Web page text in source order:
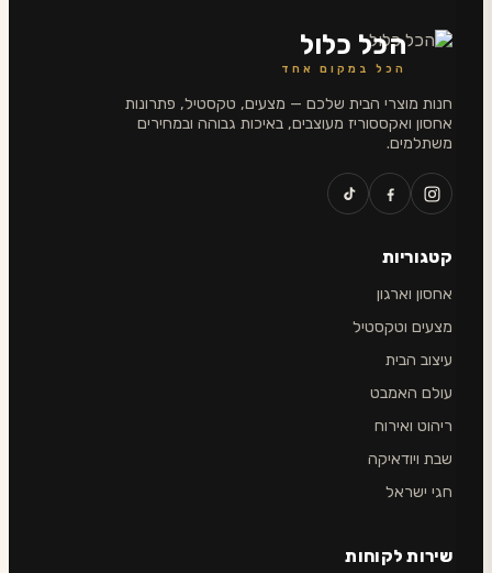
הכל כלול
הכל במקום אחד
חנות מוצרי הבית שלכם — מצעים, טקסטיל, פתרונות
אחסון ואקססוריז מעוצבים, באיכות גבוהה ובמחירים
משתלמים.
קטגוריות
אחסון וארגון
מצעים וטקסטיל
עיצוב הבית
עולם האמבט
ריהוט ואירוח
שבת ויודאיקה
חגי ישראל
שירות לקוחות